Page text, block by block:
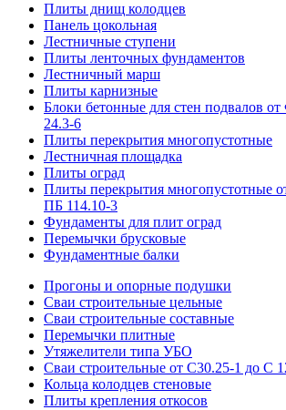
Плиты днищ колодцев
Панель цокольная
Лестничные ступени
Плиты ленточных фундаментов
Лестничный марш
Плиты карнизные
Блоки бетонные для стен подвалов
24.3-6
Плиты перекрытия многопустотные
Лестничная площадка
Плиты оград
Плиты перекрытия многопустотные
ПБ 114.10-3
Фундаменты для плит оград
Перемычки брусковые
Фундаментные балки
Прогоны и опорные подушки
Сваи строительные цельные
Сваи строительные составные
Перемычки плитные
Утяжелители типа УБО
Сваи строительные от С30.25-1 до С
Кольца колодцев стеновые
Плиты крепления откосов